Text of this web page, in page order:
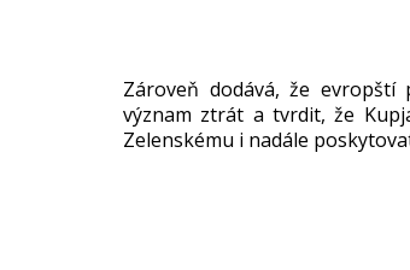
Zároveň dodává, že
význam ztrát a tvrdit, že
Zelenskému i nadále